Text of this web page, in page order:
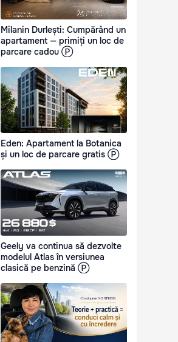
Milanin Durlești: Cumpărând un
apartament — primiți un loc de
parcare cadou Ⓟ
Eden: Apartament la Botanica
și un loc de parcare gratis Ⓟ
Geely va continua să dezvolte
modelul Atlas în versiunea
clasică pe benzină Ⓟ